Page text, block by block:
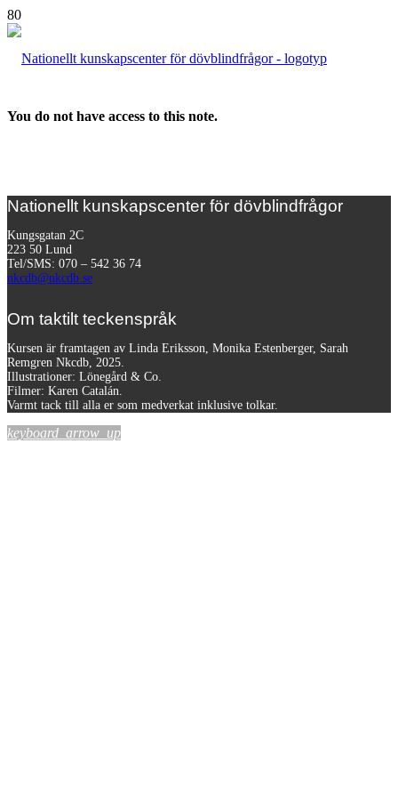
You do not have access to this note.
Nationellt kunskapscenter för dövblindfrågor
Kungsgatan 2C
223 50 Lund
Tel/SMS: 070 – 542 36 74
nkcdb@nkcdb.se
Om taktilt teckenspråk
Kursen är framtagen av Linda Eriksson, Monika Estenberger, Sarah
Remgren Nkcdb, 2025.
Illustrationer: Lönegård & Co.
Filmer: Karen Catalán.
Varmt tack till alla er som medverkat inklusive tolkar.
keyboard_arrow_up